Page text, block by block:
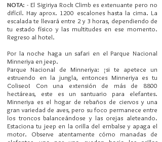
NOTA: - El Sigiriya Rock Climb es extenuante pero no
difícil. Hay aprox. 1200 escalones hasta la cima. La
escalada te llevará entre 2 y 3 horas, dependiendo de
tu estado físico y las multitudes en ese momento.
Regreso al hotel.
Por la noche haga un safari en el Parque Nacional
Minneriya en jeep.
Parque Nacional de Minneriya: ¡si te apetece un
estruendo en la jungla, entonces Minneriya es tu
Coliseo! Con una extensión de más de 8800
hectáreas, este es un santuario para elefantes.
Minneriya es el hogar de rebaños de ciervos y una
gran variedad de aves, pero su foco permanece entre
los troncos balanceándose y las orejas aleteando.
Estaciona tu jeep en la orilla del embalse y apaga el
motor. Observe atentamente cómo manadas de